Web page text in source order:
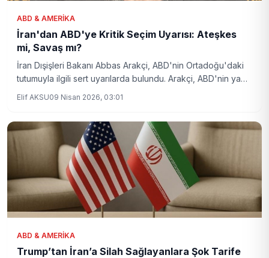
ABD & AMERIKA
İran'dan ABD'ye Kritik Seçim Uyarısı: Ateşkes
mi, Savaş mı?
İran Dışişleri Bakanı Abbas Arakçi, ABD'nin Ortadoğu'daki
tutumuyla ilgili sert uyarılarda bulundu. Arakçi, ABD'nin ya
Elif AKSU09 Nisan 2026, 03:01
ABD & AMERIKA
Trump’tan İran’a Silah Sağlayanlara Şok Tarife